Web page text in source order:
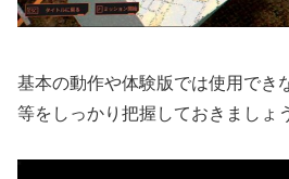
基本の動作や体験版では使用でき
等をしっかり把握しておきましょ